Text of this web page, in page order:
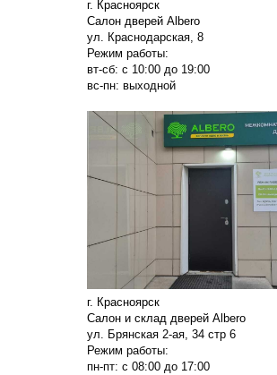
г. Красноярск
Салон дверей Albero
ул. Краснодарская, 8
Режим работы:
вт-сб: с 10:00 до 19:00
вс-пн: выходной
г. Красноярск
Салон и склад дверей Albero
ул. Брянская 2-ая, 34 стр 6
Режим работы:
пн-пт: с 08:00 до 17:00